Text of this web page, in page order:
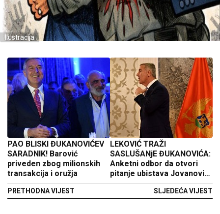
Ilustracija
PAO BLISKI ĐUKANOVIĆEV
SARADNIK! Barović
priveden zbog milionskih
transakcija i oružja
PRETHODNA VIJEST
LEKOVIĆ TRAŽI
SASLUŠANjE ĐUKANOVIĆA:
Anketni odbor da otvori
pitanje ubistava Jovanovića
i Žugića
SLJEDEĆA VIJEST